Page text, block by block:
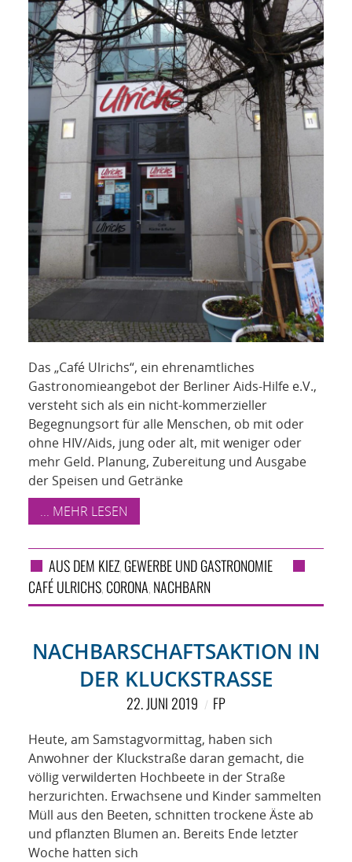
Das „Café Ulrichs“, ein ehrenamtliches
Gastronomieangebot der Berliner Aids-Hilfe e.V.,
versteht sich als ein nicht-kommerzieller
Begegnungsort für alle Menschen, ob mit oder
ohne HIV/Aids, jung oder alt, mit weniger oder
mehr Geld. Planung, Zubereitung und Ausgabe
der Speisen und Getränke
... MEHR LESEN
AUS DEM KIEZ, GEWERBE UND GASTRONOMIE
CAFÉ ULRICHS, CORONA, NACHBARN
NACHBARSCHAFTSAKTION IN
DER KLUCKSTRASSE
22. JUNI 2019 FP
Heute, am Samstagvormittag, haben sich
Anwohner der Kluckstraße daran gemacht, die
völlig verwilderten Hochbeete in der Straße
herzurichten. Erwachsene und Kinder sammelten
Müll aus den Beeten, schnitten trockene Äste ab
und pflanzten Blumen an. Bereits Ende letzter
Woche hatten sich